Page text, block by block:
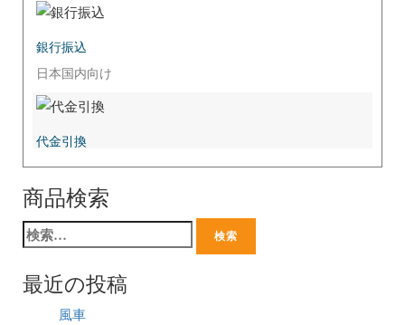
銀行振込
日本国内向け
代金引換
商品検索
最近の投稿
風車